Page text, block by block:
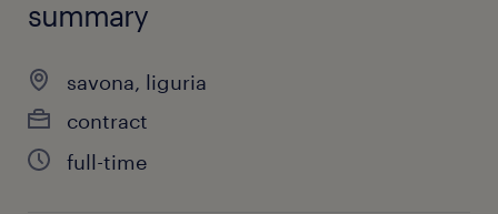
summary
savona, liguria
contract
full-time